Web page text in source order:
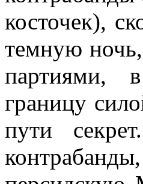
косточек),
темную
партиями,
границу
пути